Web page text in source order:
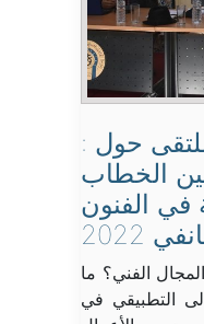
حول :
بين الخطاب
في الفنون
الفني؟ ما
التطبيقي في